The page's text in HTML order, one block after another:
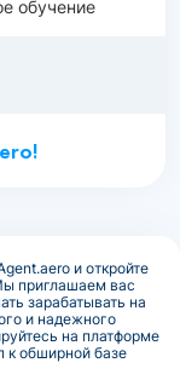
обучение
и откройте
приглашаем вас
зарабатывать на
и надежного
на платформе
к обширной базе